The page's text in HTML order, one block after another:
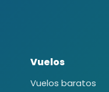
Vuelos
Vuelos baratos